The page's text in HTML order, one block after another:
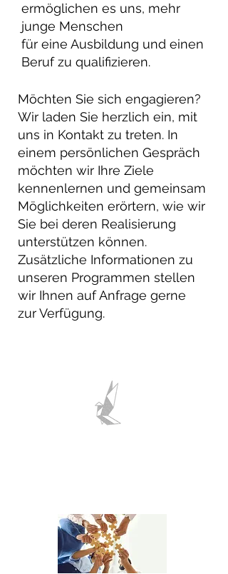
ermöglichen es uns, mehr
junge Menschen
für eine Ausbildung und einen
Beruf zu qualifizieren.
Möchten Sie sich engagieren?
Wir laden Sie herzlich ein, mit
uns in Kontakt zu treten. In
einem persönlichen Gespräch
möchten wir Ihre Ziele
kennenlernen und gemeinsam
Möglichkeiten erörtern, wie wir
Sie bei deren Realisierung
unterstützen können.
Zusätzliche Informationen zu
unseren Programmen stellen
wir Ihnen auf Anfrage gerne
zur Verfügung.